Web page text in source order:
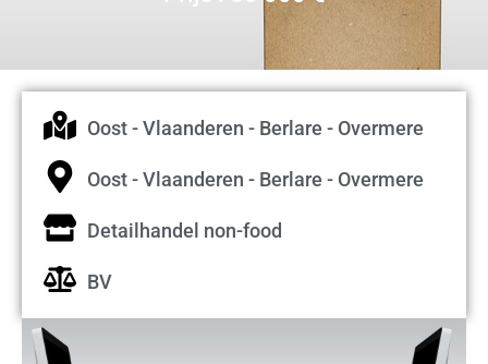
Oost - Vlaanderen - Berlare - Overmere
Oost - Vlaanderen - Berlare - Overmere
Detailhandel non-food
BV